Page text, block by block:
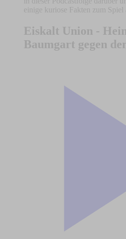
einige kuriose Fakten zum Spiel
Eiskalt Union -
Baumgart gegen